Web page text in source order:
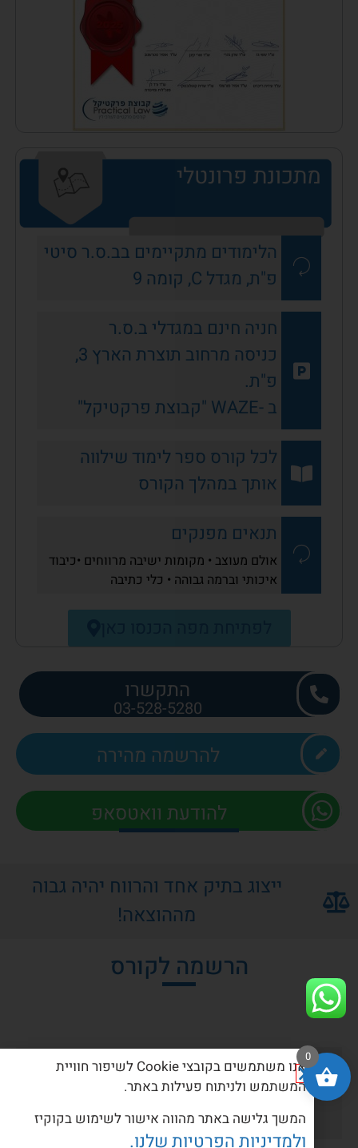
מתכונת פרונטלי
הלימודים מתקיימים בב.ס.ר סיטי
פ"ת, מגדל C, קומה 9
חניה חינם במגדלי ב.ס.ר
כניסה מרחוב תוצרת הארץ 3,
פ"ת.
ב -WAZE "קבוצת פרקטיקל"
לכל קורס ספר לימוד שילווה
אותך במהלך הקורס
תנאים מפנקים
אולם מעוצב • מקומות ישיבה מרווחים •כיבוד
איכותי וברמה גבוהה • כלי כתיבה
התקשרו
03-528-5280
להרשמה מהירה
להודעת וואטסאפ
ייצוג בתיק אחד והרווח יהיה גבוה
מההוצאה!
הרשמה לקורס
פרונטלי
0
אנו משתמשים בקובצי Cookie לשיפור חוויית
המשתמש ולניתוח פעילות באתר.
המשך גלישה באתר מהווה אישור לשימוש בקוקיז
ולמדיניות הפרטיות שלנו.